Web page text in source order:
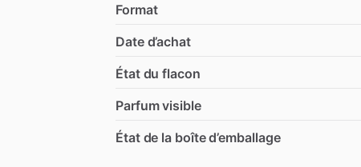
Format
Date d’achat
État du flacon
Parfum visible
État de la boîte d’emballage